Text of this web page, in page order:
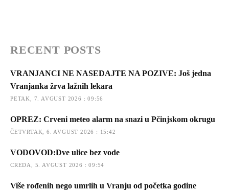
RECENT POSTS
VRANJANCI NE NASEDAJTE NA POZIVE: Još jedna
Vranjanka žrva lažnih lekara
PETAK, 7. AVGUST 2026 : 09:56
OPREZ: Crveni meteo alarm na snazi u Pčinjskom okrugu
ČETVRTAK, 6. AVGUST 2026 : 15:42
VODOVOD:Dve ulice bez vode
CREDA, 5. AVGUST 2026 : 09:54
Više rođenih nego umrlih u Vranju od početka godine